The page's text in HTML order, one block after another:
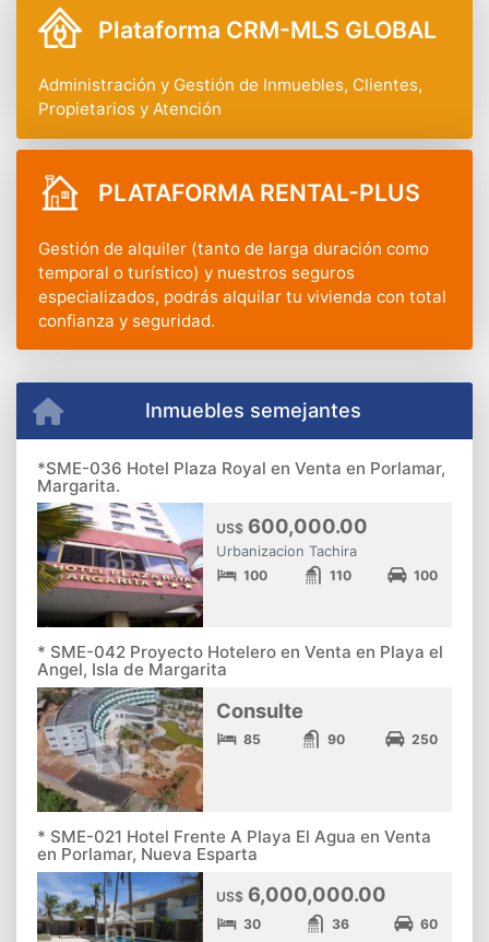
Plataforma CRM-MLS GLOBAL
Administración y Gestión de Inmuebles, Clientes,
Propietarios y Atención
PLATAFORMA RENTAL-PLUS
Gestión de alquiler (tanto de larga duración como
temporal o turístico) y nuestros seguros
especializados, podrás alquilar tu vivienda con total
confianza y seguridad.
Inmuebles semejantes
*SME-036 Hotel Plaza Royal en Venta en Porlamar,
Margarita.
US$ 600,000.00
Urbanizacion Tachira
100 110 100
* SME-042 Proyecto Hotelero en Venta en Playa el
Angel, Isla de Margarita
Consulte
85 90 250
* SME-021 Hotel Frente A Playa El Agua en Venta
en Porlamar, Nueva Esparta
US$ 6,000,000.00
30 36 60